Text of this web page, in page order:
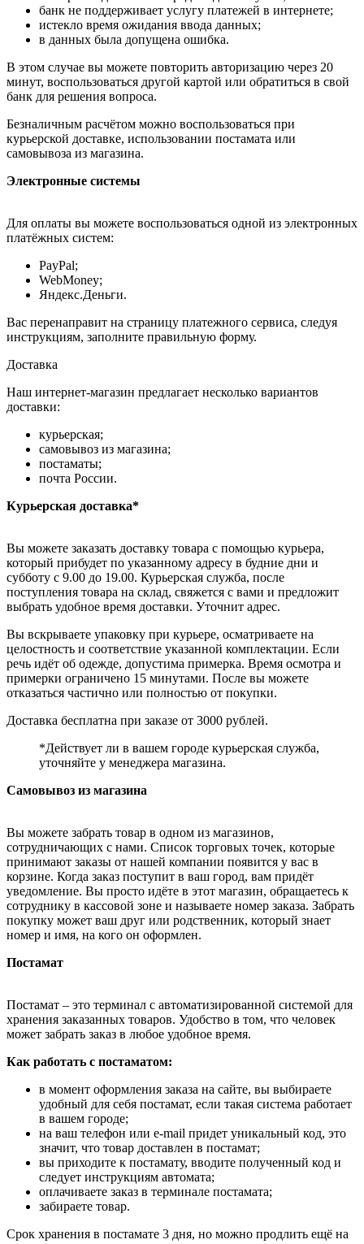
банк не поддерживает услугу платежей в интернете;
истекло время ожидания ввода данных;
в данных была допущена ошибка.
В этом случае вы можете повторить авторизацию через 20
минут, воспользоваться другой картой или обратиться в свой
банк для решения вопроса.
Безналичным расчётом можно воспользоваться при
курьерской доставке, использовании постамата или
самовывоза из магазина.
Электронные системы
Для оплаты вы можете воспользоваться одной из электронных
платёжных систем:
PayPal;
WebMoney;
Яндекс.Деньги.
Вас перенаправит на страницу платежного сервиса, следуя
инструкциям, заполните правильную форму.
Доставка
Наш интернет-магазин предлагает несколько вариантов
доставки:
курьерская;
самовывоз из магазина;
постаматы;
почта России.
Курьерская доставка*
Вы можете заказать доставку товара с помощью курьера,
который прибудет по указанному адресу в будние дни и
субботу с 9.00 до 19.00. Курьерская служба, после
поступления товара на склад, свяжется с вами и предложит
выбрать удобное время доставки. Уточнит адрес.
Вы вскрываете упаковку при курьере, осматриваете на
целостность и соответствие указанной комплектации. Если
речь идёт об одежде, допустима примерка. Время осмотра и
примерки ограничено 15 минутами. После вы можете
отказаться частично или полностью от покупки.
Доставка бесплатна при заказе от 3000 рублей.
*Действует ли в вашем городе курьерская служба,
уточняйте у менеджера магазина.
Самовывоз из магазина
Вы можете забрать товар в одном из магазинов,
сотрудничающих с нами. Список торговых точек, которые
принимают заказы от нашей компании появится у вас в
корзине. Когда заказ поступит в ваш город, вам придёт
уведомление. Вы просто идёте в этот магазин, обращаетесь к
сотруднику в кассовой зоне и называете номер заказа. Забрать
покупку может ваш друг или родственник, который знает
номер и имя, на кого он оформлен.
Постамат
Постамат – это терминал с автоматизированной системой для
хранения заказанных товаров. Удобство в том, что человек
может забрать заказ в любое удобное время.
Как работать с постаматом:
в момент оформления заказа на сайте, вы выбираете
удобный для себя постамат, если такая система работает
в вашем городе;
на ваш телефон или e-mail придет уникальный код, это
значит, что товар доставлен в постамат;
вы приходите к постамату, вводите полученный код и
следует инструкциям автомата;
оплачиваете заказ в терминале постамата;
забираете товар.
Срок хранения в постамате 3 дня, но можно продлить ещё на